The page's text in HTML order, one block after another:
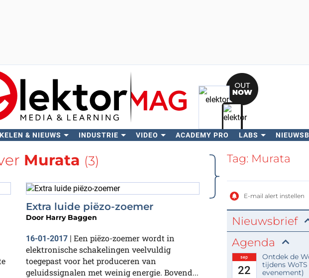
& NIEUWS INDUSTRIE VIDEO ACADEMY PRO LABS
Zoeken
Murata (3)
Extra luide piëzo-zoemer
Door Harry Baggen
16-01-2017 | Een piëzo-zoemer wordt in
elektronische schakelingen veelvuldig
toegepast voor het produceren van
geluidssignalen met weinig energie. Bovend...
Tag: Murata
E-mail alert instellen
Nieuwsbrief
Agenda
sep
22
Ontdek de
tijdens
evenement)